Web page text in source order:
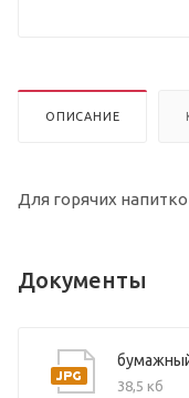
ОПИСАНИЕ
Для горячих
Документы
38,5 кб